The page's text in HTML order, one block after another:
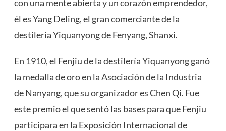
con una mente abierta y un corazón emprendedor,
él es Yang Deling, el gran comerciante de la
destilería Yiquanyong de Fenyang, Shanxi.
En 1910, el Fenjiu de la destilería Yiquanyong ganó
la medalla de oro en la Asociación de la Industria
de Nanyang, que su organizador es Chen Qi. Fue
este premio el que sentó las bases para que Fenjiu
participara en la Exposición Internacional de